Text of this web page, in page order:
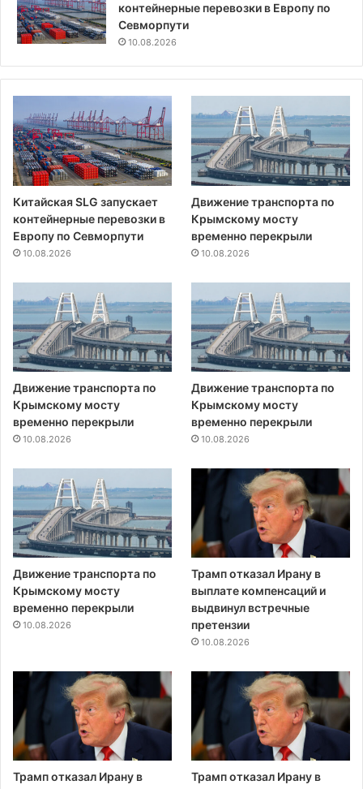
контейнерные перевозки в Европу по
Севморпути
10.08.2026
Китайская SLG запускает
контейнерные перевозки в
Европу по Севморпути
10.08.2026
Движение транспорта по
Крымскому мосту
временно перекрыли
10.08.2026
Движение транспорта по
Крымскому мосту
временно перекрыли
10.08.2026
Движение транспорта по
Крымскому мосту
временно перекрыли
10.08.2026
Движение транспорта по
Крымскому мосту
временно перекрыли
10.08.2026
Трамп отказал Ирану в
выплате компенсаций и
выдвинул встречные
претензии
10.08.2026
Трамп отказал Ирану в
Трамп отказал Ирану в